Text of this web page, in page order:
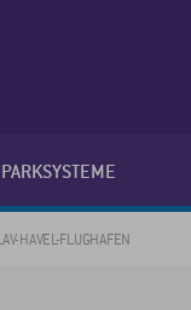
PARKSYSTEME
HAVEL-FLUGHAFEN